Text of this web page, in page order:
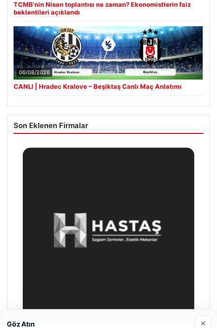
TCMB’nin Nisan toplantısı ne zaman? Ekonomistlerin faiz
beklentileri açıklandı
06/08/2026
CANLI | Hradec Kralove – Beşiktaş Canlı Maç Anlatımı
Son Eklenen Firmalar
Göz Atın ×